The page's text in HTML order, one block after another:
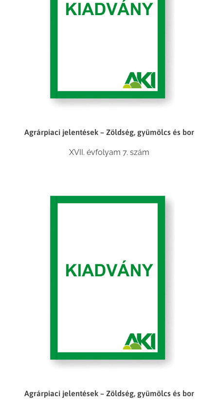
Agrárpiaci jelentések – Zöldség, gyümölcs és bor
XVII. évfolyam 7. szám
Agrárpiaci jelentések – Zöldség, gyümölcs és bor